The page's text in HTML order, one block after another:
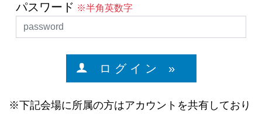
パスワード ※半角英数字
ロ グ イ ン »
※下記会場に所属の方はアカウントを共有しており